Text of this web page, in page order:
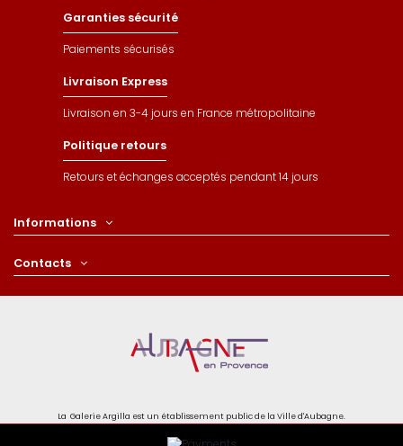
Garanties sécurité
Paiements sécurisés
Livraison Express
Livraison en 3-4 jours en France métropolitaine
Politique retours
Retours et échanges acceptés pendant 14 jours
Informations
Contacts
La Galerie Argilla est un établissement public de la Ville d'Aubagne.